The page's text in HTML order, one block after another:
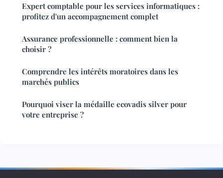
Expert comptable pour les services informatiques :
profitez d'un accompagnement complet
Assurance professionnelle : comment bien la
choisir ?
Comprendre les intérêts moratoires dans les
marchés publics
Pourquoi viser la médaille ecovadis silver pour
votre entreprise ?